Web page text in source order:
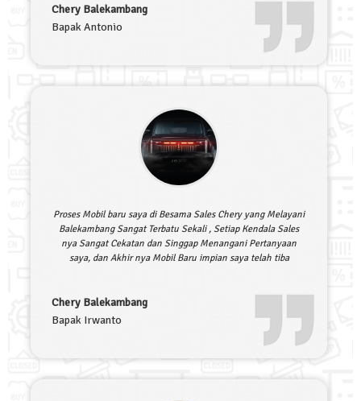
Chery Balekambang
Bapak Antonio
Proses Mobil baru saya di Besama Sales Chery yang Melayani
Balekambang Sangat Terbatu Sekali , Setiap Kendala Sales
nya Sangat Cekatan dan Singgap Menangani Pertanyaan
saya, dan Akhir nya Mobil Baru impian saya telah tiba
Chery Balekambang
Bapak Irwanto